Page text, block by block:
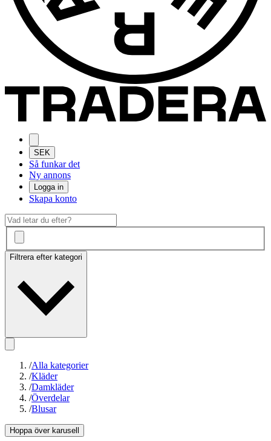
SEK
Så funkar det
Ny annons
Logga in
Skapa konto
Filtrera efter kategori
/Alla kategorier
/Kläder
/Damkläder
/Överdelar
/Blusar
Hoppa över karusell